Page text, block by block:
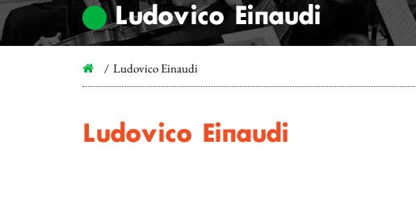
Ludovico Einaudi
Ludovico Einaudi
Ludovico Einaudi